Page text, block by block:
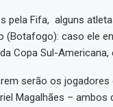
pela Fifa, alguns
(Botafogo): caso ele
Copa Sul-
serão os
Magalhães –